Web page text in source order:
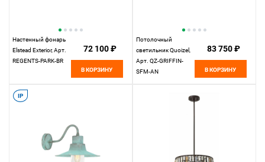
Настенный фонарь
Elstead Exterior, Арт.
REGENTS-PARK-BR
72 100 ₽
В КОРЗИНУ
Потолочный
светильник Quoizel,
Арт. QZ-GRIFFIN-
SFM-AN
83 750 ₽
В КОРЗИНУ
IP